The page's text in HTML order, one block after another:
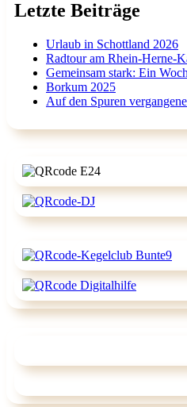
Letzte Beiträge
Urlaub in Schottland 2026
Radtour am Rhein-Herne-
Gemeinsam stark: Ein
Borkum 2025
Auf den Spuren